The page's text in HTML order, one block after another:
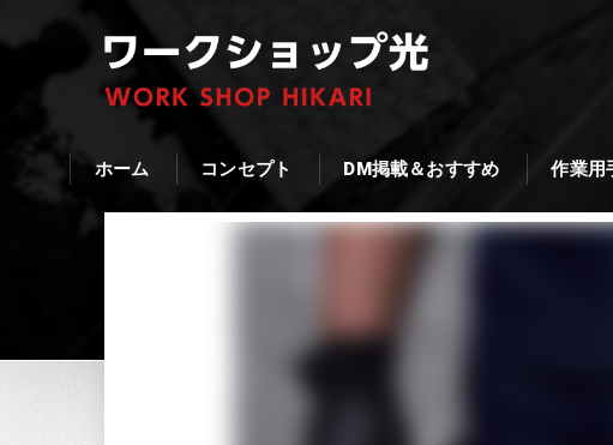
ホーム コンセプト DM掲載＆おすすめ 作業用